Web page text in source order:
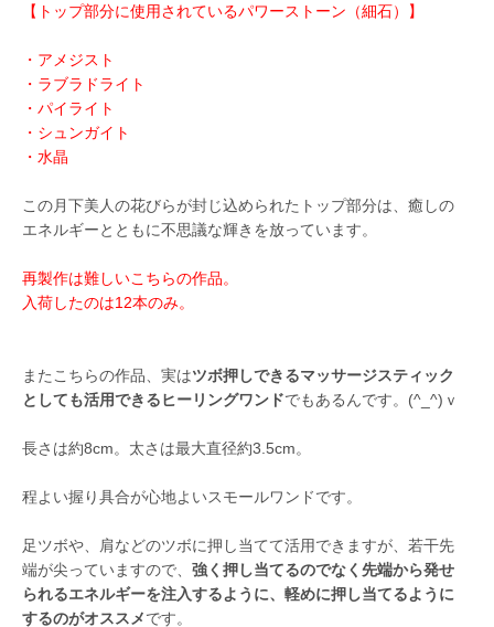
【トップ部分に使用されているパワーストーン（細石）】
・アメジスト
・ラブラドライト
・パイライト
・シュンガイト
・水晶
この月下美人の花びらが封じ込められたトップ部分は、癒しの
エネルギーとともに不思議な輝きを放っています。
再製作は難しいこちらの作品。
入荷したのは12本のみ。
またこちらの作品、実はツボ押しできるマッサージスティック
としても活用できるヒーリングワンドでもあるんです。(^_^)ｖ
長さは約8cm。太さは最大直径約3.5cm。
程よい握り具合が心地よいスモールワンドです。
足ツボや、肩などのツボに押し当てて活用できますが、若干先
端が尖っていますので、 強く押し当てるのでなく先端から発せ
られるエネルギーを注入するように、軽めに押し当てるように
するのがオススメです。